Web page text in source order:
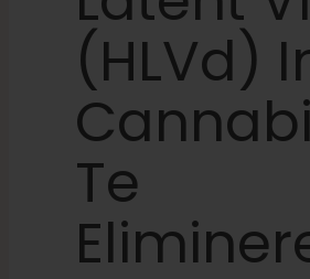
Leer
Druk op
Over
Pheno jagen
(HLVd)
Te